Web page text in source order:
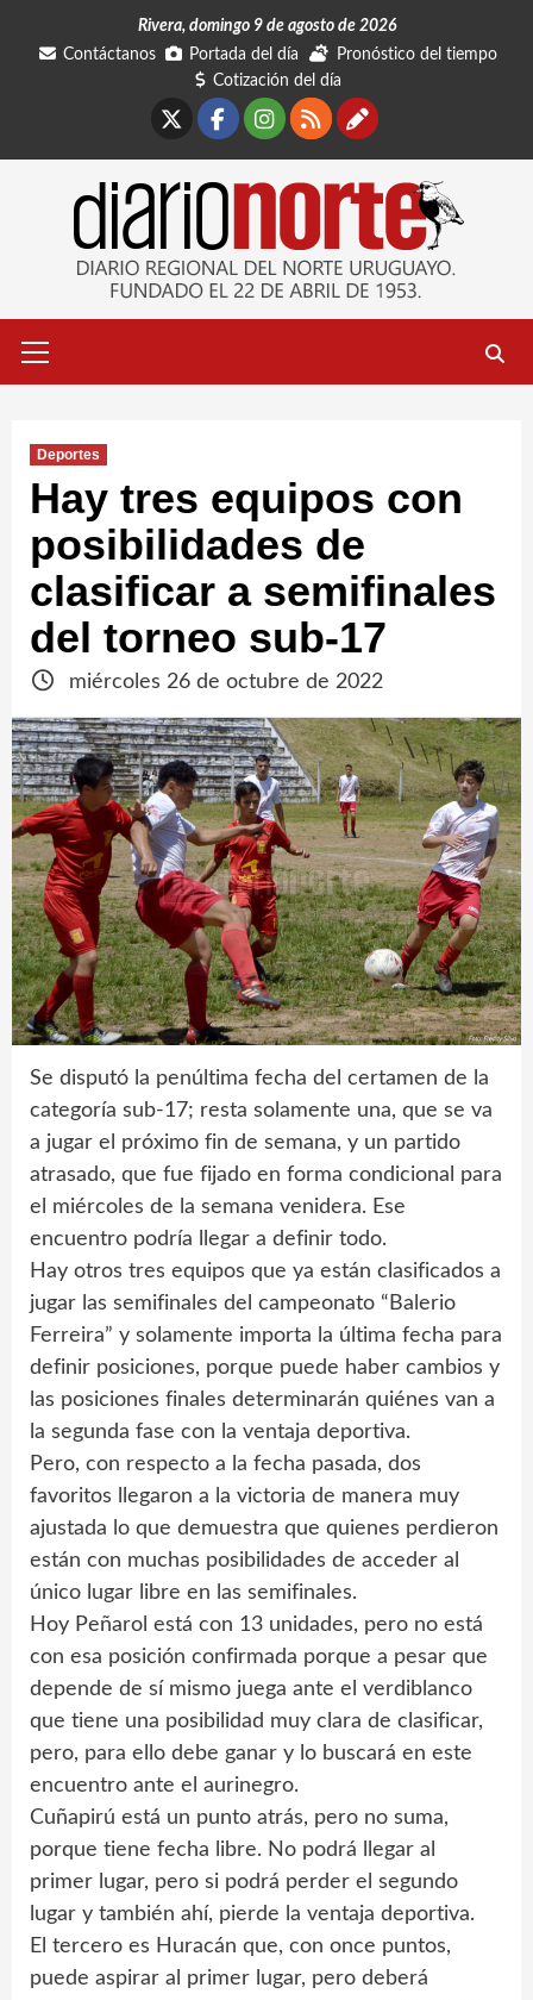
Rivera, domingo 9 de agosto de 2026
Contáctanos
Portada del día
Pronóstico del tiempo
Cotización del día
Facebook
Instagram
RSSContáctanos
primario
Deportes
Hay tres equipos con
posibilidades de
clasificar a semifinales
del torneo sub-17
miércoles 26 de octubre de 2022
Se disputó la penúltima fecha del certamen de la
categoría sub-17; resta solamente una, que se va
a jugar el próximo fin de semana, y un partido
atrasado, que fue fijado en forma condicional para
el miércoles de la semana venidera. Ese
encuentro podría llegar a definir todo.
Hay otros tres equipos que ya están clasificados a
jugar las semifinales del campeonato “Balerio
Ferreira” y solamente importa la última fecha para
definir posiciones, porque puede haber cambios y
las posiciones finales determinarán quiénes van a
la segunda fase con la ventaja deportiva.
Pero, con respecto a la fecha pasada, dos
favoritos llegaron a la victoria de manera muy
ajustada lo que demuestra que quienes perdieron
están con muchas posibilidades de acceder al
único lugar libre en las semifinales.
Hoy Peñarol está con 13 unidades, pero no está
con esa posición confirmada porque a pesar que
depende de sí mismo juega ante el verdiblanco
que tiene una posibilidad muy clara de clasificar,
pero, para ello debe ganar y lo buscará en este
encuentro ante el aurinegro.
Cuñapirú está un punto atrás, pero no suma,
porque tiene fecha libre. No podrá llegar al
primer lugar, pero si podrá perder el segundo
lugar y también ahí, pierde la ventaja deportiva.
El tercero es Huracán que, con once puntos,
puede aspirar al primer lugar, pero deberá